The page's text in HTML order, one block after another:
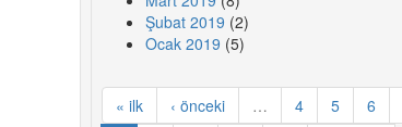
Şubat 2019 (2)
Ocak 2019 (5)
« ilk ‹ önceki … 4 5 6